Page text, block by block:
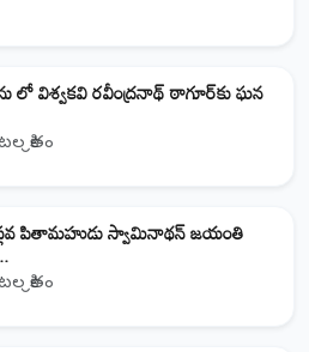
లో విశ్వకవి రవీంద్రనాథ్ ఠాగూర్‌కు ఘన
క్రితం
పితామహుడు స్వామినాథన్ జయంతి
క్రితం